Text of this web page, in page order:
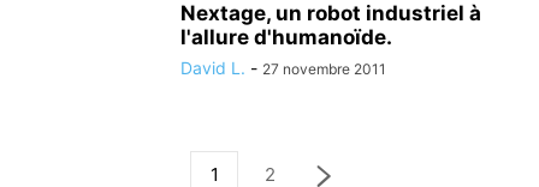
Nextage, un robot industriel à
l'allure d'humanoïde.
David L. - 27 novembre 2011
1 2